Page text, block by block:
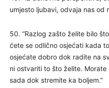
umjesto ljubavi, odvaja nas od
50. “Razlog zašto želite bilo
ćete se odlično osjećati kada
osjećate dobro dok radite na
ni ostvariti to što želite.
sada dok stremite ka boljem.”